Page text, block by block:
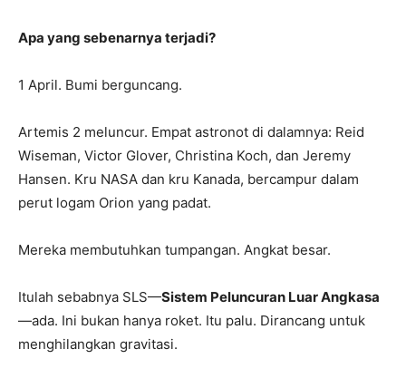
Apa yang sebenarnya terjadi?
1 April. Bumi berguncang.
Artemis 2 meluncur. Empat astronot di dalamnya: Reid
Wiseman, Victor Glover, Christina Koch, dan Jeremy
Hansen. Kru NASA dan kru Kanada, bercampur dalam
perut logam Orion yang padat.
Mereka membutuhkan tumpangan. Angkat besar.
Itulah sebabnya SLS—Sistem Peluncuran Luar Angkasa
—ada. Ini bukan hanya roket. Itu palu. Dirancang untuk
menghilangkan gravitasi.